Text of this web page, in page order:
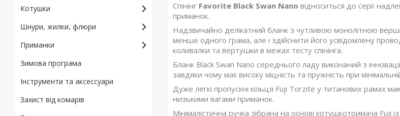
Спінінг Favorite Black Swan Nano відноситься до серії
приманок.
Надзвичайно делікатний бланк з чутливою монолітною
менше одного грама, але і здійснити його усвідомлену
коливалки та вертушки в межах тесту спінінга.
Бланк Black Swan Nano середнього ладу виконаний з
завдяки чому має високу міцність та пружність при
Дуже легкі пропускні кільця Fuji Torzite у титанових рамах
низькими вагами приманок.
Мінімалістична ручка зібрана на основі котушкотримача Fuji
Котушки
Шнури, жилки, флюри
Приманки
Зимова програма
Інструменти та аксессуари
Захист від комарів